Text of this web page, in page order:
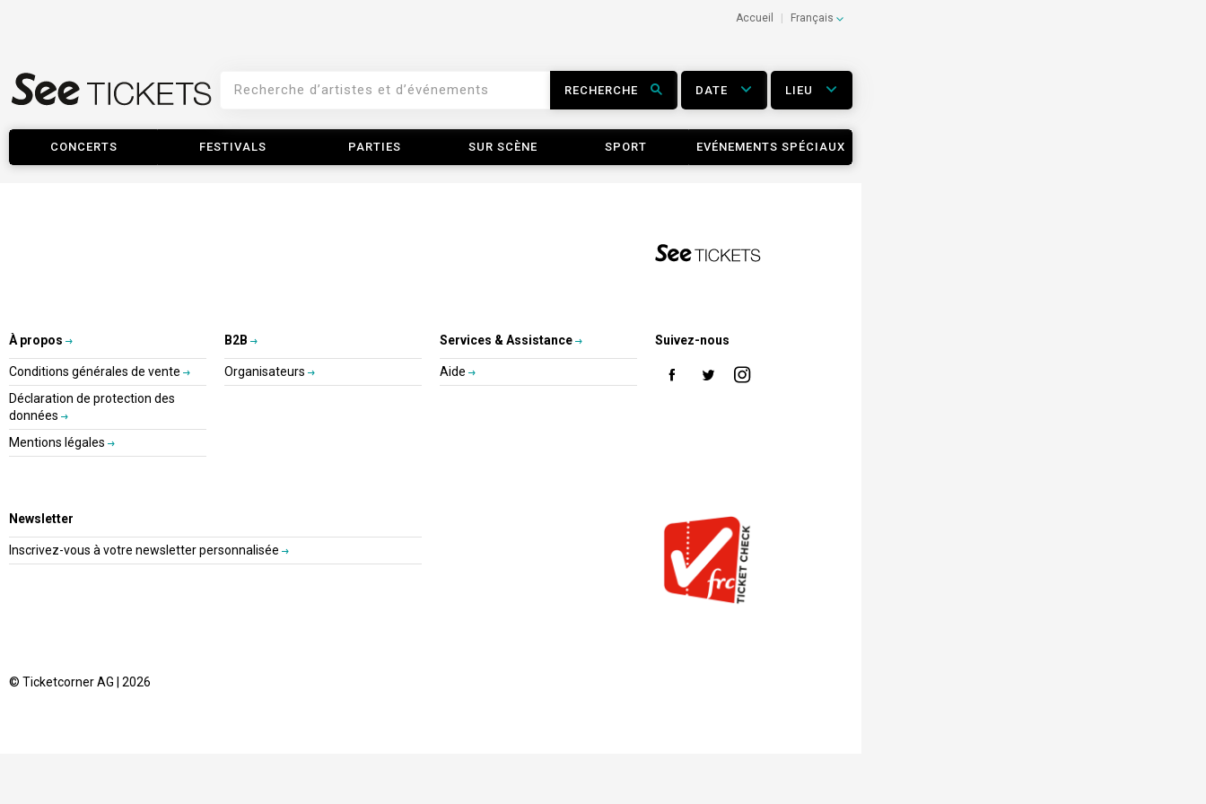
Accueil Français
RECHERCHE DATE LIEU
CONCERTS FESTIVALS PARTIES SUR SCÈNE SPORT EVÉNEMENTS SPÉCIAUX
À propos
Conditions générales de vente
Déclaration de protection des
données
Mentions légales
B2B
Organisateurs
Services & Assistance
Aide
Suivez-nous
Newsletter
Inscrivez-vous à votre newsletter personnalisée
© Ticketcorner AG | 2026